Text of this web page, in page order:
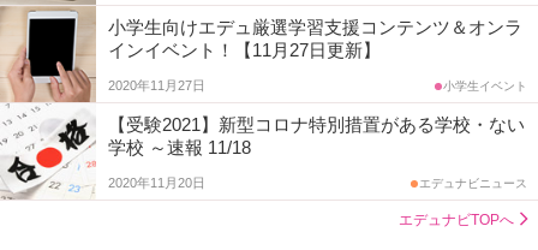
小学生向けエデュ厳選学習支援コンテンツ＆オンラ
インイベント！【11月27日更新】
2020年11月27日 小学生イベント
【受験2021】新型コロナ特別措置がある学校・ない
学校 ～速報 11/18
2020年11月20日 エデュナビニュース
エデュナビTOPへ